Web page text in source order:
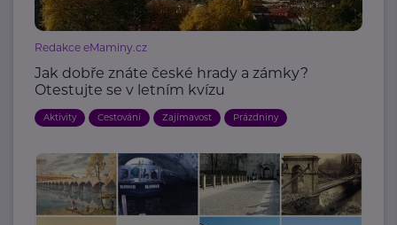
Redakce eMaminy.cz
Jak dobře znáte české hrady a zámky?
Otestujte se v letním kvízu
Aktivity Cestování Zajímavost Prázdniny